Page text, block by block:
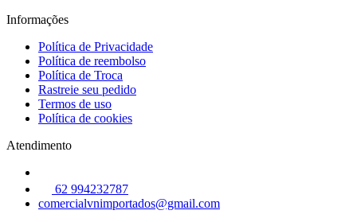
Informações
Política de Privacidade
Política de reembolso
Política de Troca
Rastreie seu pedido
Termos de uso
Política de cookies
Atendimento
62 994232787
comercialvnimportados@gmail.com